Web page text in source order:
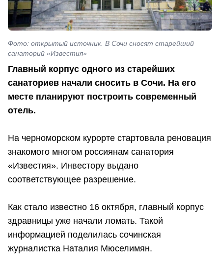
Фото: открытый источник. В Сочи сносят старейший
санаторий «Известия»
Главный корпус одного из старейших
санаториев начали сносить в Сочи. На его
месте планируют построить современный
отель.
На черноморском курорте стартовала реновация
знакомого многом россиянам санатория
«Известия». Инвестору выдано
соответствующее разрешение.
Как стало известно 16 октября, главный корпус
здравницы уже начали ломать. Такой
информацией поделилась сочинская
журналистка Наталия Мюселимян.